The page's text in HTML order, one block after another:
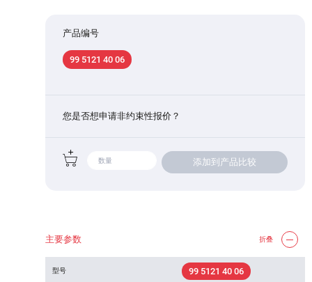
产品编号
99 5121 40 06
您是否想申请非约束性报价？
添加到产品比较
主要参数 折叠
型号 99 5121 40 06